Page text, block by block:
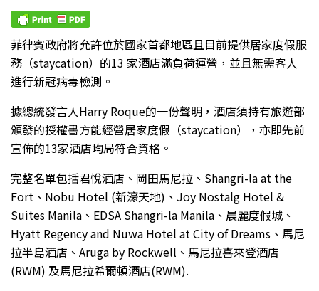
菲律賓政府將允許位於國家首都地區且目前提供居家度假服
務（staycation）的13 家酒店滿負荷運營，並且無需客人
進行新冠病毒檢測。
據總統發言人Harry Roque的一份聲明，酒店須持有旅遊部
頒發的授權書方能經營居家度假（staycation），亦即先前
宣佈的13家酒店均局符合資格。
完整名單包括君悅酒店、岡田馬尼拉、Shangri-la at the
Fort、Nobu Hotel (新濠天地)、Joy Nostalg Hotel &
Suites Manila、EDSA Shangri-la Manila、晨麗度假城、
Hyatt Regency and Nuwa Hotel at City of Dreams、馬尼
拉半島酒店、Aruga by Rockwell、馬尼拉喜來登酒店
(RWM) 及馬尼拉希爾頓酒店(RWM).